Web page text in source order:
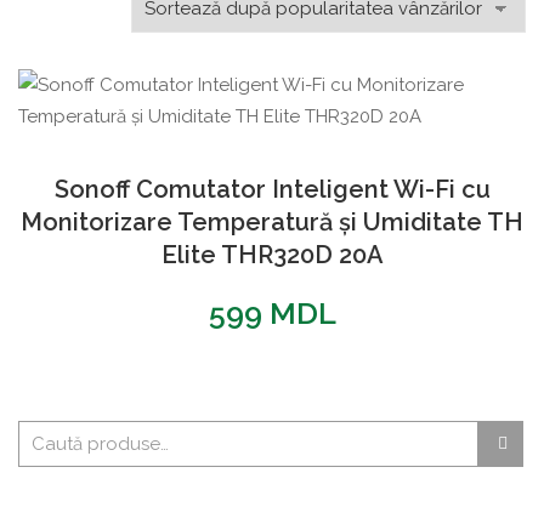
Sonoff Comutator Inteligent Wi-Fi cu
Monitorizare Temperatură și Umiditate TH
Elite THR320D 20A
599 MDL